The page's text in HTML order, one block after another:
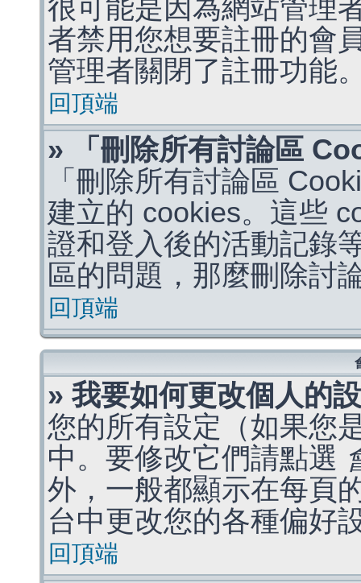
很可能是因為網站管理
者禁用您想要註冊的會
管理者關閉了註冊功能
回頂端
» 「刪除所有討論區
「刪除所有討論區
建立的 cookies。這些
證和登入後的活動記錄
區的問題，那麼刪除討
回頂端
» 我要如何更改個人的
您的所有設定（如果您
中。要修改它們請點選
外，一般都顯示在每頁
台中更改您的各種偏好
回頂端